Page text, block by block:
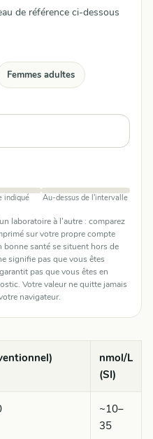
de référence ci-dessous
Femmes adultes
indiqué Au-dessus de l'intervalle
laboratoire à l'autre : comparez
sur votre propre compte
bonne santé se situent hors de
signifie pas que vous êtes
pas que vous êtes en
Votre valeur ne quitte jamais
navigateur.
nmol/L
(SI)
~10–
35